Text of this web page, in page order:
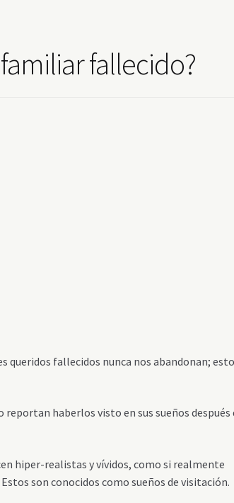
fallecido?
queridos fallecidos nunca nos abandonan;
haberlos visto en sus sueños después
hiper-realistas y vívidos, como si realmente
son conocidos como sueños de visitación.